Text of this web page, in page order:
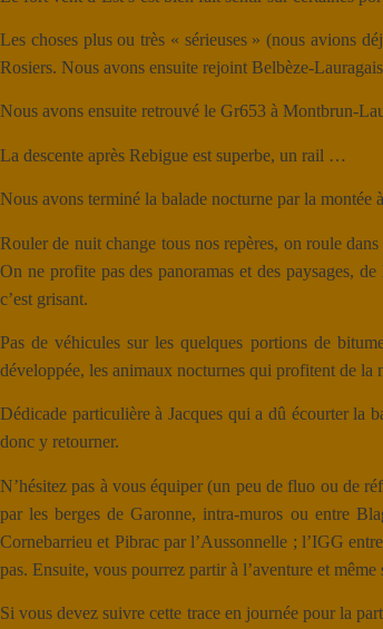
Les choses plus ou très « sérieuses » (nous avions
Rosiers. Nous avons ensuite rejoint Belbèze-
Nous avons ensuite retrouvé le Gr653 à Montbrun-
La descente après Rebigue est superbe, un rail …
Nous avons terminé la balade nocturne par la
Rouler de nuit change tous nos repères, on roule
On ne profite pas des panoramas et des paysages,
c’est grisant.
Pas de véhicules sur les quelques portions de
développée, les animaux nocturnes qui profitent de
Dédicade particulière à Jacques qui a dû écourter la
donc y retourner.
N’hésitez pas à vous équiper (un peu de fluo ou de
par les berges de Garonne, intra-muros ou entre
Cornebarrieu et Pibrac par l’Aussonnelle ; l’IGG
pas. Ensuite, vous pourrez partir à l’aventure et
Si vous devez suivre cette trace en journée pour la